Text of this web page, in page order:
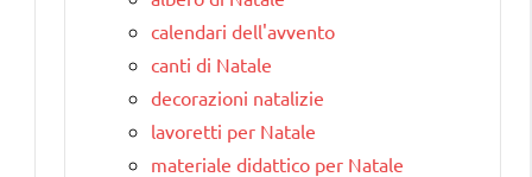
calendari dell'avvento
canti di Natale
decorazioni natalizie
lavoretti per Natale
materiale didattico per Natale